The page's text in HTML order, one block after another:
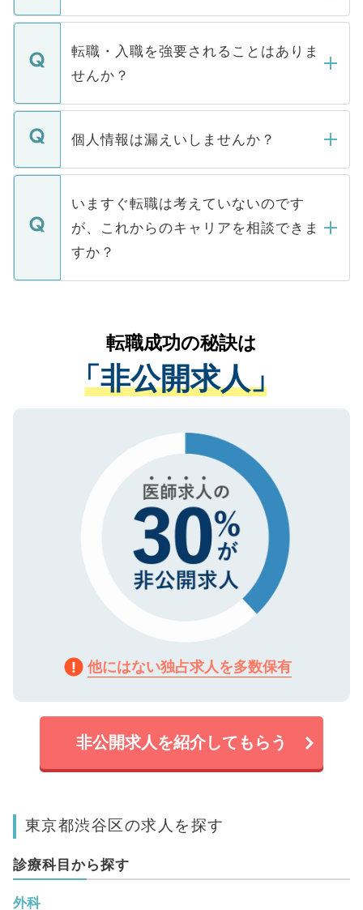
ます。通常、5営業日以内にはご連絡をせて
いただきますので、しばらくお待ちくださ
マイナビDOCTORで取り扱っている求人の
うち約3割は、Webサイトからご覧いただ
けない「非公開求人」です。非公開求人は
下記の理由によって、一般には公開してい
ません。
■応募殺到を避けるため 人気のある医療機
関を公にしてしまうと、応募が殺到する場
に、医療機関が求める条件に合った人材の
みを人材紹介会社に依頼するケースが増え
ています。
転職・入職を強要されることはありま
せんか？
転職・入職を強要することは一切ありませ
ん。また、仮に応募先から内定をいただい
定を承諾する必要はありません。内定先へ
の辞退の連絡はキャリアパートナーが行い
個人情報は漏えいしませんか？
個人情報が漏えいすることはありませんの
で、ご安心ください。当サイトからの登録
などで収集したご登録者様の個人情報は、
ご本人のキャリアアップおよび転職活動の
支援を目的に使用いたします。お預かりし
ているすべての個人データはご本人の許可
は、個人情報の取り扱いについての厳密な
管理基準を満たした事業者のみに付与され
る、プライバシーマークを取得済みです。
で、機密保持に関してもご安心ください。
いますぐ転職は考えていないのです
が、これからのキャリアを相談できま
すか？
かがいして、現在の医療機関の状況や紹介
経験をまじえながら、適切なアドバイスを
させていただきます。すぐにご転職をされ
ない方には、長期的なサポートが可能です
ので、まずはご登録ください。
転職成功の秘訣は
「非公開求人」
他にはない独占求人を多数保有
非公開求人を紹介してもらう
東京都渋谷区の求人を探す
診療科目から探す
外科